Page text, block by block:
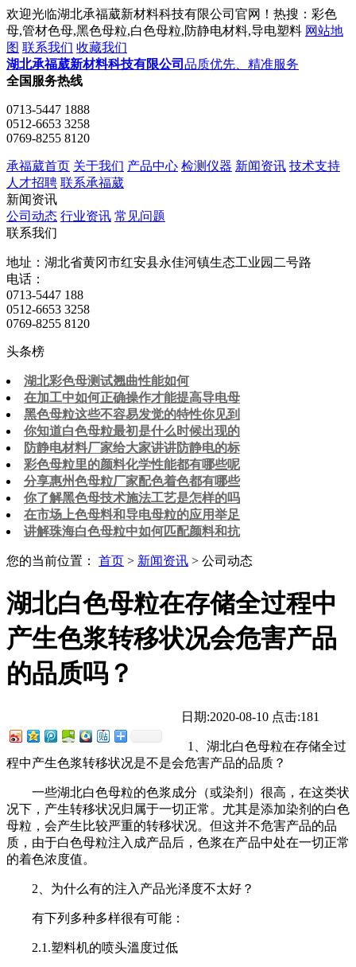
欢迎光临湖北承福葳新材料科技有限公司官网！热搜：彩色
母,管材色母,黑色母粒,白色母粒,防静电材料,导电塑料 网站地
图 联系我们 收藏我们
湖北承福葳新材料科技有限公司 品质优先、精准服务
全国服务热线
0713-5447 1888
0512-6653 3258
0769-8255 8120
承福葳首页 关于我们 产品中心 检测仪器 新闻资讯 技术支持
人才招聘 联系承福葳
新闻资讯
公司动态 行业资讯 常见问题
联系我们
地址：湖北省黄冈市红安县永佳河镇生态工业园二号路
电话：
0713-5447 188
0512-6653 3258
0769-8255 8120
头条榜
湖北彩色母测试翘曲性能如何
在加工中如何正确操作才能提高导电母
黑色母粒这些不容易发觉的特性你见到
你知道白色母粒最初是什么时候出现的
防静电材料厂家给大家讲讲防静电的标
彩色母粒里的颜料化学性能都有哪些呢
分享惠州色母粒厂家配色着色都有哪些
你了解黑色母技术施法工艺是怎样的吗
在市场上色母料和导电母粒的应用举足
讲解珠海白色母粒中如何匹配颜料和抗
您的当前位置： 首页 > 新闻资讯 > 公司动态
湖北白色母粒在存储全过程中
产生色浆转移状况会危害产品
的品质吗？
日期:2020-08-10 点击:181
1、湖北白色母粒在存储全过
程中产生色浆转移状况是不是会危害产品的品质？
一些湖北白色母粒的色浆成分（或染剂）很高，在这类状
况下，产生转移状况归属于一切正常。尤其是添加染剂的白色
母粒，会产生比较严重的转移状况。但这并不危害产品的品
质，由于白色母粒注入成产品后，色浆在产品中处在一切正常
的着色浓度值。
2、为什么有的注入产品光泽度不太好？
有下列多种多样很有可能：
2.1.塑料机的喷头溫度过低